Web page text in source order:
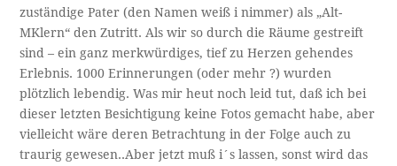
zuständige Pater (den Namen weiß i nimmer) als „Alt-
MKlern“ den Zutritt. Als wir so durch die Räume gestreift
sind – ein ganz merkwürdiges, tief zu Herzen gehendes
Erlebnis. 1000 Erinnerungen (oder mehr ?) wurden
plötzlich lebendig. Was mir heut noch leid tut, daß ich bei
dieser letzten Besichtigung keine Fotos gemacht habe, aber
vielleicht wäre deren Betrachtung in der Folge auch zu
traurig gewesen..Aber jetzt muß i´s lassen, sonst wird das